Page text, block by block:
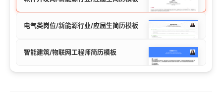
电气类岗位/新能源行业/应届生简历模板
智能建筑/物联网工程师简历模板